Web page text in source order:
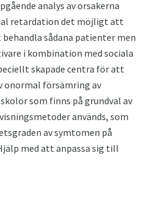
analys av orsakerna
retardation det möjligt att
sådana patienter men
i kombination med sociala
skapade centra för att
onormal försämring av
som finns på grundval av
används, som
av symtomen på
med att anpassa sig till